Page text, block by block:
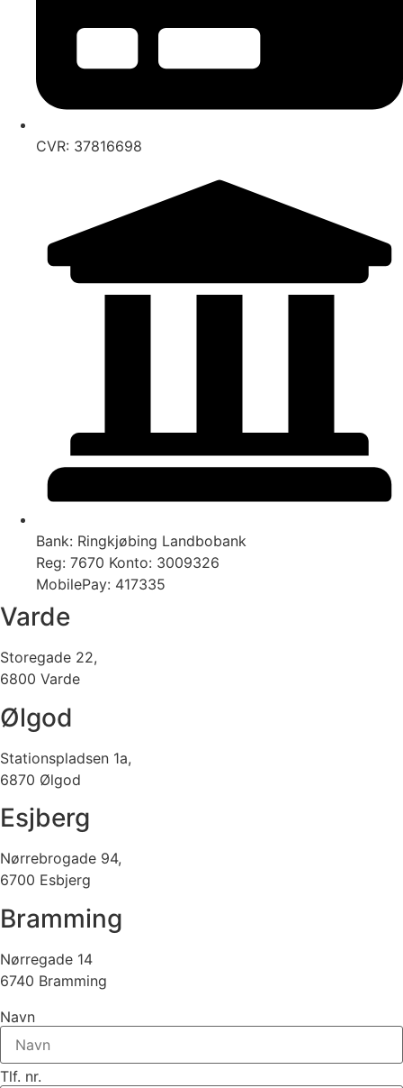
CVR: 37816698
Bank: Ringkjøbing Landbobank
Reg: 7670 Konto: 3009326​
MobilePay: 417335
Varde
Storegade 22,
6800 Varde​
Ølgod
Stationspladsen 1a,
6870 Ølgod
Esjberg
Nørrebrogade 94,
6700 Esbjerg
Bramming
Nørregade 14
6740 Bramming
Navn
Tlf. nr.